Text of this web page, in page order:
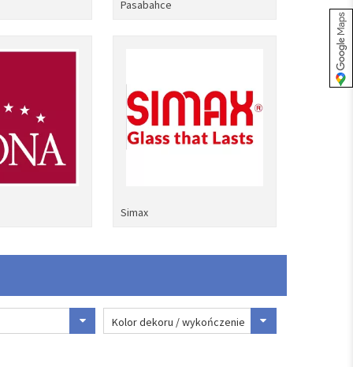
Pasabahce
Simax
Kolor dekoru / wykończenie